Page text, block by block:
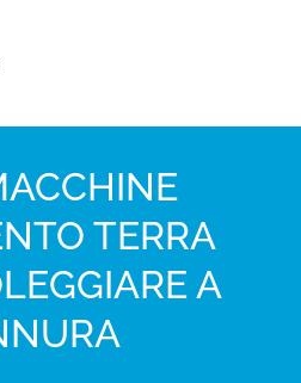
TERRA
A